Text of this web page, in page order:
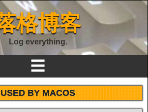
格博客
Log everything.
☰
USED BY MACOS